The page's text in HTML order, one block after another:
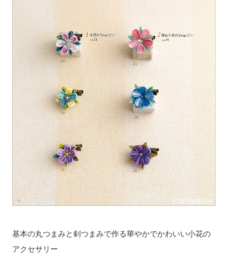
基本の丸つまみと剣つまみで作る華やかでかわいい小花の
アクセサリー